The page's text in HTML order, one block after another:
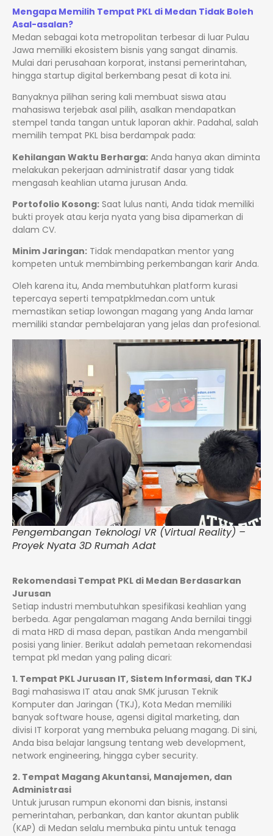
Mengapa Memilih Tempat PKL di Medan Tidak Boleh
Asal-asalan?
Medan sebagai kota metropolitan terbesar di luar Pulau
Jawa memiliki ekosistem bisnis yang sangat dinamis.
Mulai dari perusahaan korporat, instansi pemerintahan,
hingga startup digital berkembang pesat di kota ini.
Banyaknya pilihan sering kali membuat siswa atau
mahasiswa terjebak asal pilih, asalkan mendapatkan
stempel tanda tangan untuk laporan akhir. Padahal, salah
memilih tempat PKL bisa berdampak pada:
Kehilangan Waktu Berharga: Anda hanya akan diminta
melakukan pekerjaan administratif dasar yang tidak
mengasah keahlian utama jurusan Anda.
Portofolio Kosong: Saat lulus nanti, Anda tidak memiliki
bukti proyek atau kerja nyata yang bisa dipamerkan di
dalam CV.
Minim Jaringan: Tidak mendapatkan mentor yang
kompeten untuk membimbing perkembangan karir Anda.
Oleh karena itu, Anda membutuhkan platform kurasi
tepercaya seperti tempatpklmedan.com untuk
memastikan setiap lowongan magang yang Anda lamar
memiliki standar pembelajaran yang jelas dan profesional.
Pengembangan Teknologi VR (Virtual Reality) –
Proyek Nyata 3D Rumah Adat
Rekomendasi Tempat PKL di Medan Berdasarkan
Jurusan
Setiap industri membutuhkan spesifikasi keahlian yang
berbeda. Agar pengalaman magang Anda bernilai tinggi
di mata HRD di masa depan, pastikan Anda mengambil
posisi yang linier. Berikut adalah pemetaan rekomendasi
tempat pkl medan yang paling dicari:
1. Tempat PKL Jurusan IT, Sistem Informasi, dan TKJ
Bagi mahasiswa IT atau anak SMK jurusan Teknik
Komputer dan Jaringan (TKJ), Kota Medan memiliki
banyak software house, agensi digital marketing, dan
divisi IT korporat yang membuka peluang magang. Di sini,
Anda bisa belajar langsung tentang web development,
network engineering, hingga cyber security.
2. Tempat Magang Akuntansi, Manajemen, dan
Administrasi
Untuk jurusan rumpun ekonomi dan bisnis, instansi
pemerintahan, perbankan, dan kantor akuntan publik
(KAP) di Medan selalu membuka pintu untuk tenaga